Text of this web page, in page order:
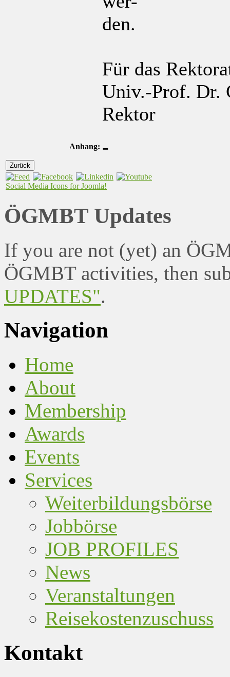
den.
Für das
Univ.-Prof. Dr.
Rektor
Anhang: -
Zurück
Social Media Icons for Joomla!
ÖGMBT Updates
If you are not (yet) an
ÖGMBT activities, then
UPDATES".
Navigation
Home
About
Membership
Awards
Events
Services
Weiterbildungsbörse
Jobbörse
JOB PROFILES
News
Veranstaltungen
Reisekostenzuschuss
Kontakt